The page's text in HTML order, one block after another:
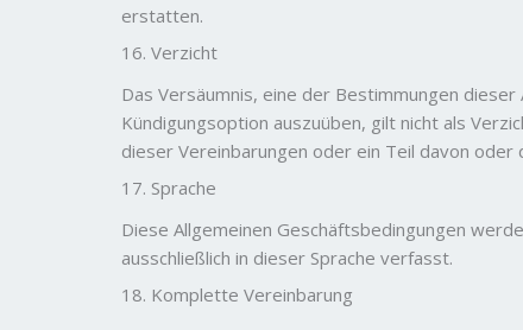
erstatten.
16. Verzicht
Das Versäumnis, eine der Bestimmungen
Kündigungsoption auszuüben, gilt nicht als
dieser Vereinbarungen oder ein Teil davon
17. Sprache
Diese Allgemeinen Geschäftsbedingungen
ausschließlich in dieser Sprache verfasst.
18. Komplette Vereinbarung